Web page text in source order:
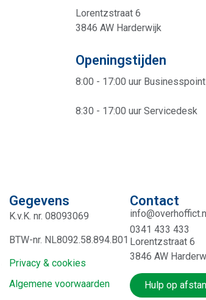
Lorentzstraat 6
3846 AW Harderwijk
Openingstijden
8:00 - 17:00 uur Businesspoint
8:30 - 17:00 uur Servicedesk
Gegevens
K.v.K. nr. 08093069
BTW-nr. NL8092.58.894.B01
Privacy & cookies
Algemene voorwaarden
Contact
info@overhoffict.nl
0341 433 433
Lorentzstraat 6
3846 AW
Hulp op